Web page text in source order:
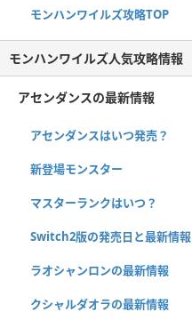
モンハンワイルズ攻略TOP
モンハンワイルズ人気攻略情報
アセンダンスの最新情報
アセンダンスはいつ発売？
新登場モンスター
マスターランクはいつ？
Switch2版の発売日と最新情報
ラオシャンロンの最新情報
クシャルダオラの最新情報